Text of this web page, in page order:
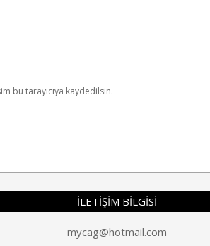
bu tarayıcıya kaydedilsin.
İLETİŞİM BİLGİSİ
mycag@hotmail.com